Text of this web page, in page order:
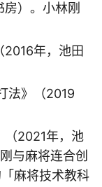
房）。小林刚
2016年，池田
法》（2019
（2021年，池
与麻将连合创
麻将技术教科